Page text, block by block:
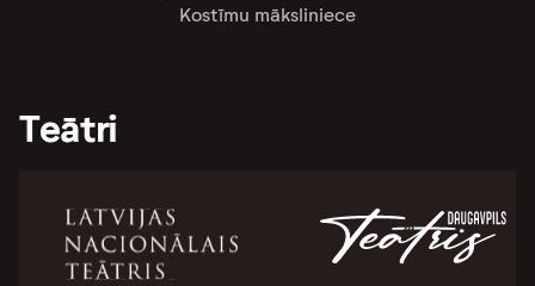
Kostīmu māksliniece
Teātri